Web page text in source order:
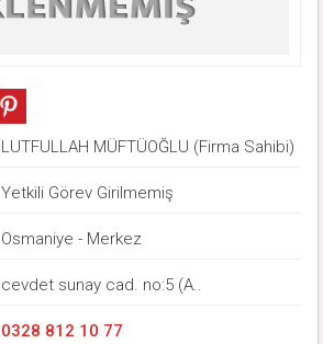
LUTFULLAH MÜFTÜOĞLU (Firma Sahibi)
Yetkili Görev Girilmemiş
Osmaniye - Merkez
cevdet sunay cad. no:5 (A..
0328 812 10 77